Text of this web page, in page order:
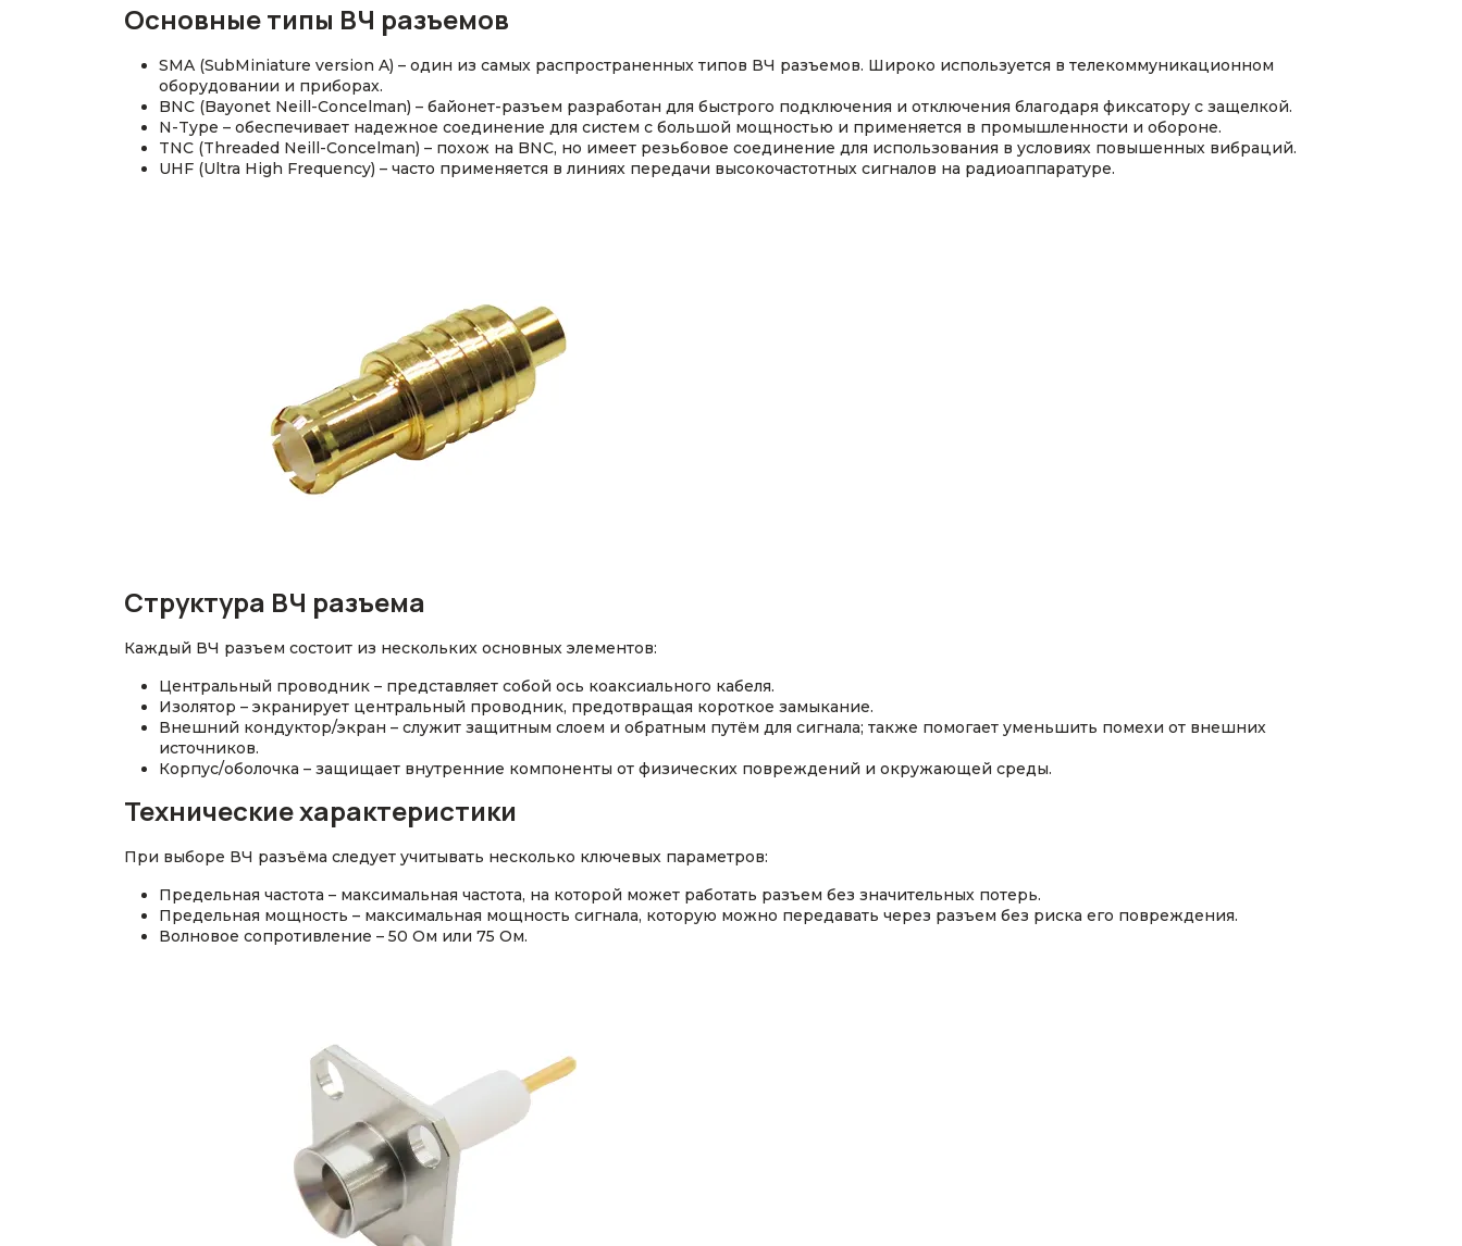
Основные типы ВЧ разъемов
SMA (SubMiniature version A) – один из самых распространенных типов ВЧ разъемов. Широко используется в телекоммуникационном
оборудовании и приборах.
BNC (Bayonet Neill-Concelman) – байонет-разъем разработан для быстрого подключения и отключения благодаря фиксатору с защелкой.
N-Type – обеспечивает надежное соединение для систем с большой мощностью и применяется в промышленности и обороне.
TNC (Threaded Neill-Concelman) – похож на BNC, но имеет резьбовое соединение для использования в условиях повышенных вибраций.
UHF (Ultra High Frequency) – часто применяется в линиях передачи высокочастотных сигналов на радиоаппаратуре.
Структура ВЧ разъема
Каждый ВЧ разъем состоит из нескольких основных элементов:
Центральный проводник – представляет собой ось коаксиального кабеля.
Изолятор – экранирует центральный проводник, предотвращая короткое замыкание.
Внешний кондуктор/экран – служит защитным слоем и обратным путём для сигнала; также помогает уменьшить помехи от внешних
источников.
Корпус/оболочка – защищает внутренние компоненты от физических повреждений и окружающей среды.
Технические характеристики
При выборе ВЧ разъёма следует учитывать несколько ключевых параметров:
Предельная частота – максимальная частота, на которой может работать разъем без значительных потерь.
Предельная мощность – максимальная мощность сигнала, которую можно передавать через разъем без риска его повреждения.
Волновое сопротивление – 50 Ом или 75 Ом.